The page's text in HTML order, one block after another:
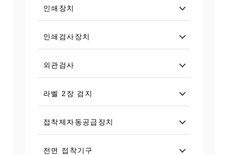
인쇄장치
인쇄검사장치
외관검사
라벨 2장 검지
접착제자동공급장치
전면 접착기구